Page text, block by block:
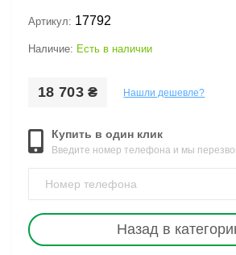
Артикул: 17792
Наличие: Есть в наличии
18 703 ₴ Нашли дешевле?
Купить в один клик
Введите номер телефона и мы
Назад в